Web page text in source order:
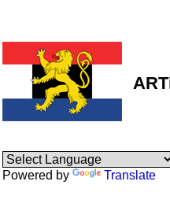
Powered by Translate